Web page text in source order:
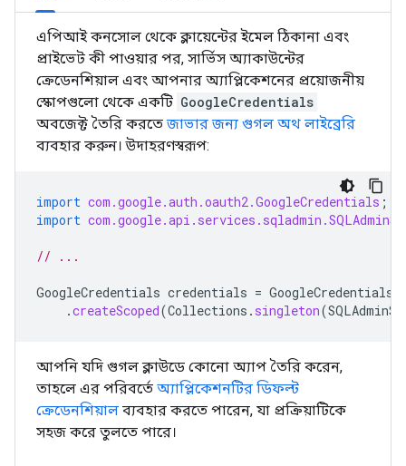
এপিআই কনসোল থেকে ক্লায়েন্টের ইমেল ঠিকানা এবং
প্রাইভেট কী পাওয়ার পর, সার্ভিস অ্যাকাউন্টের
ক্রেডেনশিয়াল এবং আপনার অ্যাপ্লিকেশনের প্রয়োজনীয়
স্কোপগুলো থেকে একটি GoogleCredentials
অবজেক্ট তৈরি করতেজাভার জন্য গুগল অথ লাইব্রেরি
ব্যবহার করুন। উদাহরণস্বরূপ:
import com.google.auth.oauth2.GoogleCredentials ;
import
// ...
GoogleCredentials credentials = GoogleCredentials
.createScoped(Collections . singleton(
আপনি যদি গুগল ক্লাউডে কোনো অ্যাপ তৈরি করেন,
তাহলে এর পরিবর্তে অ্যাপ্লিকেশনটির ডিফল্ট
ক্রেডেনশিয়াল ব্যবহার করতে পারেন, যা প্রক্রিয়াটিকে
সহজ করে তুলতে পারে।